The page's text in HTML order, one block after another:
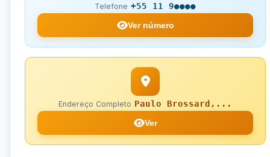
Telefone +55 11 9●●●●
Ver número
Endereço Completo Paulo Brossard,...
Ver